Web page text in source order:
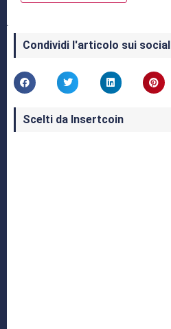
Condividi l'articolo sui social
Scelti da Insertcoin